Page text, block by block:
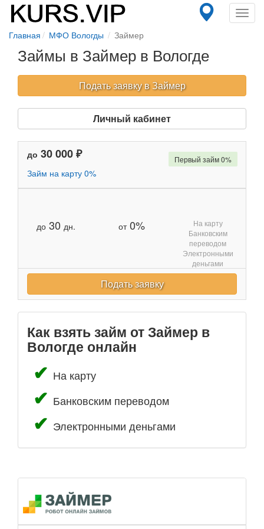
Главная МФО Вологды Займер
Займы в Займер в Вологде
Подать заявку в Займер
Личный кабинет
до 30 000 ₽
Займ на карту 0%
до 30 дн. от0%
Первый займ 0%
На карту
Банковским
переводом
Электронными
деньгами
Подать заявку
Как взять займ от Займер в
Вологде онлайн
На карту
Банковским переводом
Электронными деньгами